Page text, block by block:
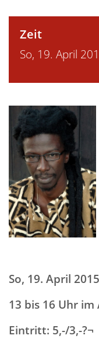
Zeit
So, 19. April
So, 19. April
13 bis 16 Uhr
Eintritt: 5,-/3,-?¬